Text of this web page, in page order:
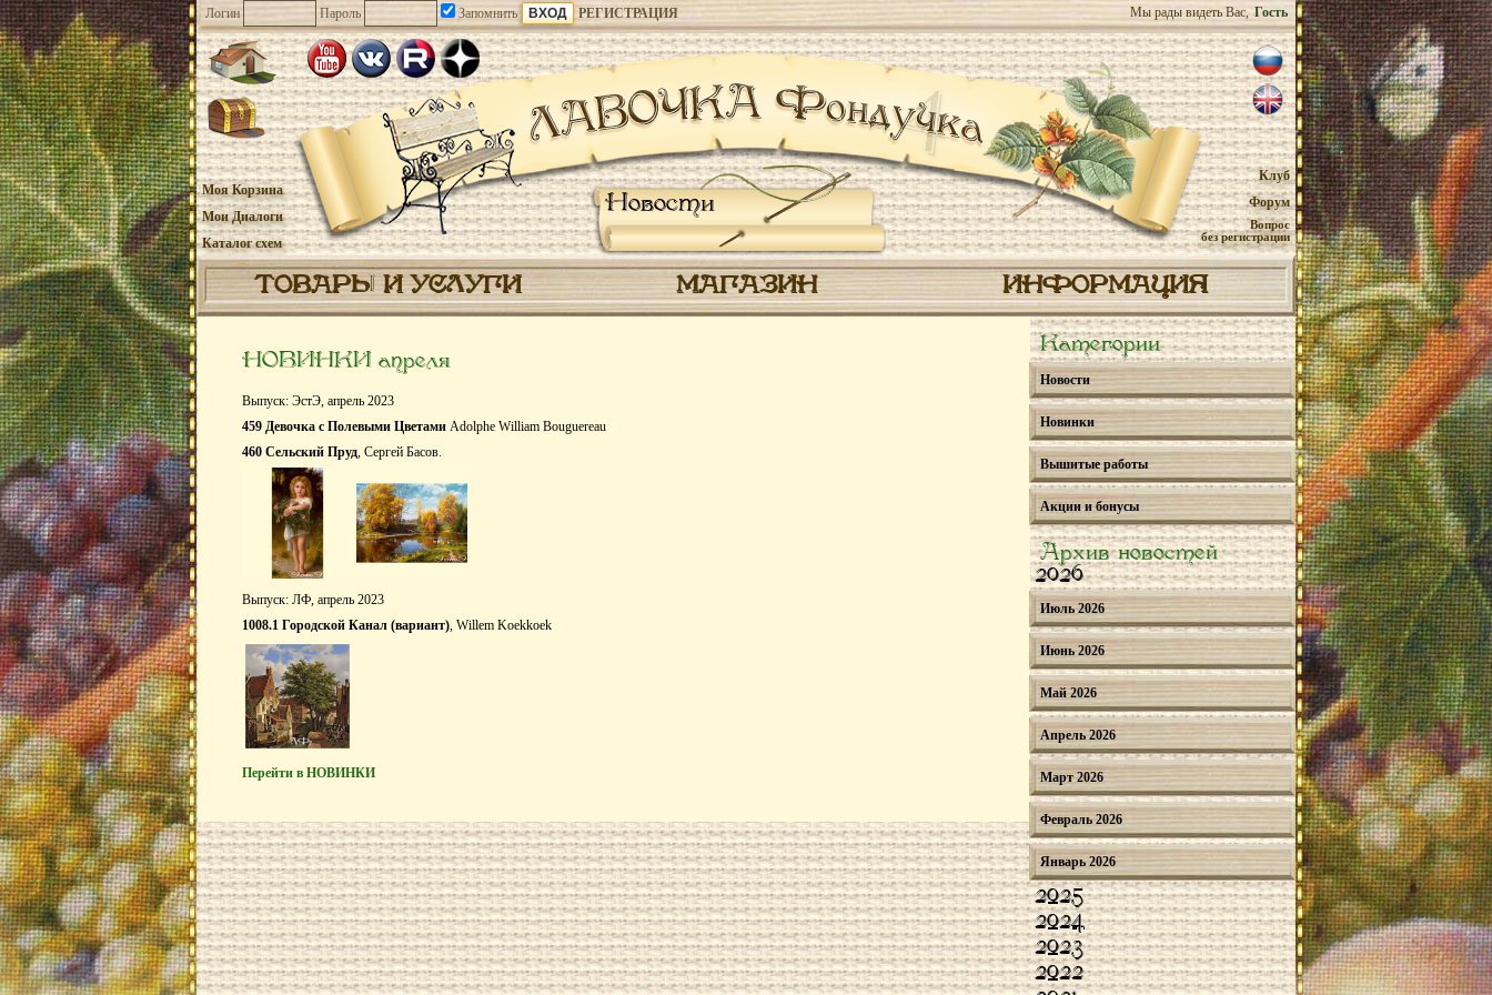
Логин Пароль Запомнить РЕГИСТРАЦИЯ Мы рады видеть Вас, Гость
Новости
Моя Корзина
Мои Диалоги
Каталог схем
Клуб
Форум
Вопрос
без регистрации
ТОВАРЫ И УСЛУГИ МАГАЗИН ИНФОРМАЦИЯ
НОВИНКИ апреля
Выпуск: ЭстЭ, апрель 2023
459 Девочка с Полевыми Цветами Adolphe William Bouguereau
460 Сельский Пруд, Сергей Басов.
Выпуск: ЛФ, апрель 2023
1008.1 Городской Канал (вариант), Willem Koekkoek
Перейти в НОВИНКИ
Категории
Новости
Новинки
Вышитые работы
Акции и бонусы
Архив новостей
2026
Июль 2026
Июнь 2026
Май 2026
Апрель 2026
Март 2026
Февраль 2026
Январь 2026
2025
2024
2023
2022